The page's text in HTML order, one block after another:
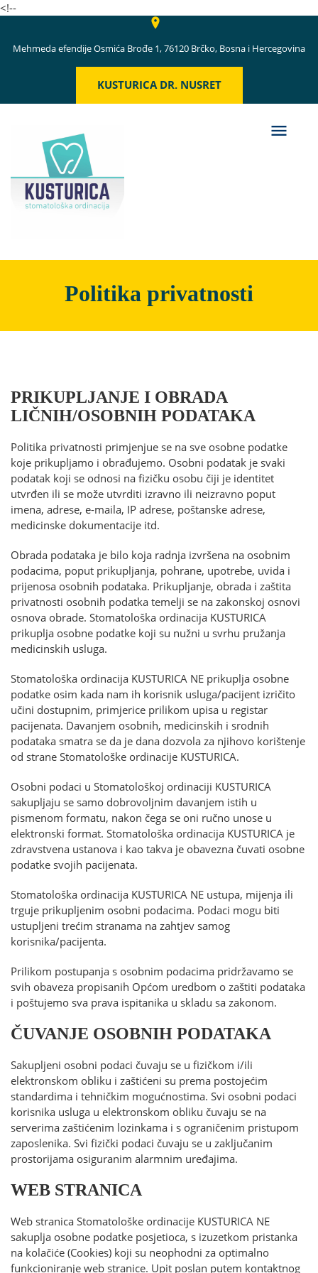
<!--
Mehmeda efendije Osmića Brođe 1, 76120 Brčko, Bosna i Hercegovina
KUSTURICA DR. NUSRET
Politika privatnosti
PRIKUPLJANJE I OBRADA
LIČNIH/OSOBNIH PODATAKA
Politika privatnosti primjenjue se na sve osobne podatke
koje prikupljamo i obrađujemo. Osobni podatak je svaki
podatak koji se odnosi na fizičku osobu čiji je identitet
utvrđen ili se može utvrditi izravno ili neizravno poput
imena, adrese, e-maila, IP adrese, poštanske adrese,
medicinske dokumentacije itd.
Obrada podataka je bilo koja radnja izvršena na osobnim
podacima, poput prikupljanja, pohrane, upotrebe, uvida i
prijenosa osobnih podataka. Prikupljanje, obrada i zaštita
privatnosti osobnih podatka temelji se na zakonskoj osnovi
osnova obrade. Stomatološka ordinacija KUSTURICA
prikuplja osobne podatke koji su nužni u svrhu pružanja
medicinskih usluga.
Stomatološka ordinacija KUSTURICA NE prikuplja osobne
podatke osim kada nam ih korisnik usluga/pacijent izričito
učini dostupnim, primjerice prilikom upisa u registar
pacijenata. Davanjem osobnih, medicinskih i srodnih
podataka smatra se da je dana dozvola za njihovo korištenje
od strane Stomatološke ordinacije KUSTURICA.
Osobni podaci u Stomatološkoj ordinaciji KUSTURICA
sakupljaju se samo dobrovoljnim davanjem istih u
pismenom formatu, nakon čega se oni ručno unose u
elektronski format. Stomatološka ordinacija KUSTURICA je
zdravstvena ustanova i kao takva je obavezna čuvati osobne
podatke svojih pacijenata.
Stomatološka ordinacija KUSTURICA NE ustupa, mijenja ili
trguje prikupljenim osobni podacima. Podaci mogu biti
ustupljeni trećim stranama na zahtjev samog
korisnika/pacijenta.
Prilikom postupanja s osobnim podacima pridržavamo se
svih obaveza propisanih Općom uredbom o zaštiti podataka
i poštujemo sva prava ispitanika u skladu sa zakonom.
ČUVANJE OSOBNIH PODATAKA
Sakupljeni osobni podaci čuvaju se u fizičkom i/ili
elektronskom obliku i zaštićeni su prema postojećim
standardima i tehničkim mogućnostima. Svi osobni podaci
korisnika usluga u elektronskom obliku čuvaju se na
serverima zaštićenim lozinkama i s ograničenim pristupom
zaposlenika. Svi fizički podaci čuvaju se u zaključanim
prostorijama osiguranim alarmnim uređajima.
WEB STRANICA
Web stranica Stomatološke ordinacije KUSTURICA NE
sakuplja osobne podatke posjetioca, s izuzetkom pristanka
na kolačiće (Cookies) koji su neophodni za optimalno
funkcioniranje web stranice. Upit poslan putem kontaktnog